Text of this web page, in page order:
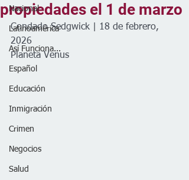
Nacional
Latinoamérica
Así Funciona...
Español
Educación
Inmigración
Crimen
Negocios
Salud
propiedades el 1 de marzo
Condado Sedgwick | 18 de febrero,
2026
Planeta Venus